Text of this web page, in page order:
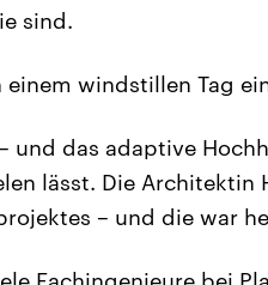
sind.
windstillen Tag
und das adaptive
lässt. Die Architektin
– und die war